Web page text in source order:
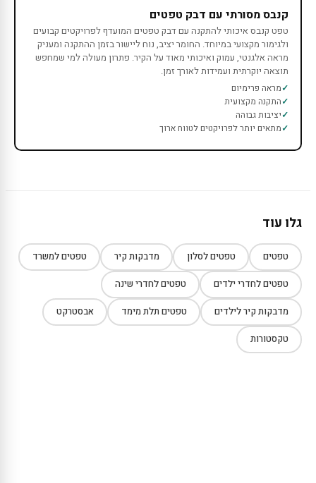
קנבס מסורתי עם דבק טפטים
טפט קנבס איכותי להתקנה עם דבק טפטים המועדף לפרויקטים קבועים
ולגימור מקצועי במיוחד. החומר יציב, נוח ליישור בזמן ההתקנה ומעניק
מראה אלגנטי, עמוק ואיכותי מאוד על הקיר. פתרון מעולה למי שמחפש
תוצאה יוקרתית ועמידות לאורך זמן.
מראה פרימיום
התקנה מקצועית
יציבות גבוהה
מתאים יותר לפרויקטים לטווח ארוך
גלו עוד
טפטים טפטים לסלון מדבקות קיר טפטים למשרד
טפטים לחדרי ילדים טפטים לחדרי שינה
מדבקות קיר לילדים טפטים תלת מימד אבסטרקט
טקסטורות